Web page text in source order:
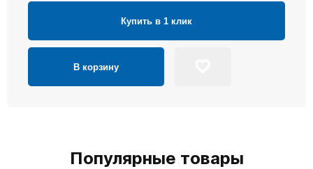
Купить в 1 клик
В корзину
Популярные товары